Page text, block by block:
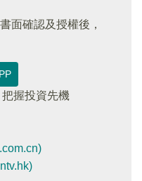
面確認及授權後，
握投資先機